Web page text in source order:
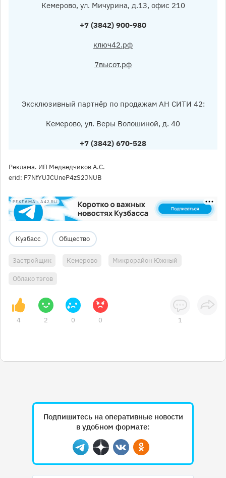
Кемерово, ул. Мичурина, д.13, офис 210
+7 (3842) 900-980
ключ42.рф
7высот.рф
Эксклюзивный партнёр по продажам АН СИТИ 42:
Кемерово, ул. Веры Волошиной, д. 40
+7 (3842) 670-528
Реклама. ИП Медведчиков А.С.
erid: F7NfYUJCUneP4zS2JNUB
РЕКЛАМА • A42.RU
Кузбасс Общество
Застройщик Кемерово Микрорайон Южный
Облако тэгов
4 2 0 0 1
Подпишитесь на оперативные новости
в удобном формате:
Telegram
ДзенВконтактеОдноклассники